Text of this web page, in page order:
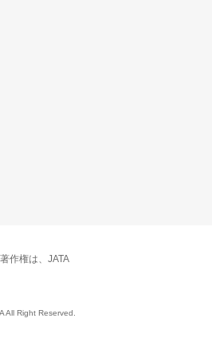
作権は、JATA
All Right Reserved.